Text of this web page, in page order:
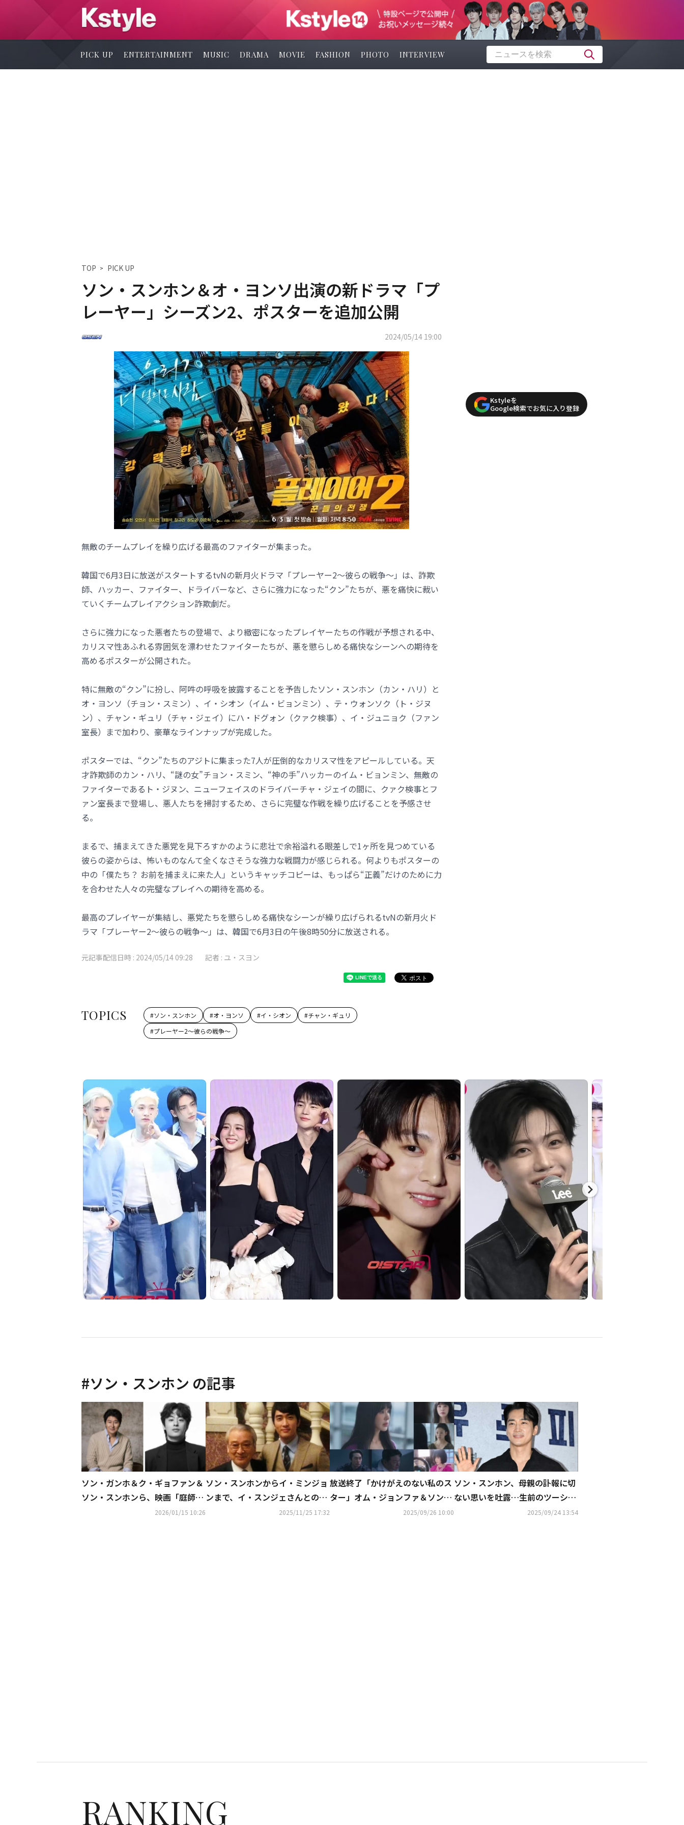
PICK UP ENTERTAINMENT MUSIC DRAMA MOVIE FASHION PHOTO INTERVIEW
TOP PICK UP
ソン・スンホン＆オ・ヨンソ出演の新ドラマ「プ
レーヤー」シーズン2、ポスターを追加公開
2024/05/14 19:00
無敵のチームプレイを繰り広げる最高のファイターが集まった。
韓国で6月3日に放送がスタートするtvNの新月火ドラマ「プレーヤー2～彼らの戦争～」は、詐欺
師、ハッカー、ファイター、ドライバーなど、さらに強力になった“クン”たちが、悪を痛快に裁い
ていくチームプレイアクション詐欺劇だ。
さらに強力になった悪者たちの登場で、より緻密になったプレイヤーたちの作戦が予想される中、
カリスマ性あふれる雰囲気を漂わせたファイターたちが、悪を懲らしめる痛快なシーンへの期待を
高めるポスターが公開された。
特に無敵の“クン”に扮し、阿吽の呼吸を披露することを予告したソン・スンホン（カン・ハリ）と
オ・ヨンソ（チョン・スミン）、イ・シオン（イム・ビョンミン）、テ・ウォンソク（ト・ジヌ
ン）、チャン・ギュリ（チャ・ジェイ）にハ・ドグォン（クァク検事）、イ・ジュニョク（ファン
室長）まで加わり、豪華なラインナップが完成した。
ポスターでは、“クン”たちのアジトに集まった7人が圧倒的なカリスマ性をアピールしている。天
才詐欺師のカン・ハリ、“謎の女”チョン・スミン、“神の手”ハッカーのイム・ビョンミン、無敵の
ファイターであるト・ジヌン、ニューフェイスのドライバーチャ・ジェイの間に、クァク検事とフ
ァン室長まで登場し、悪人たちを掃討するため、さらに完璧な作戦を繰り広げることを予感させ
る。
まるで、捕まえてきた悪党を見下ろすかのように悲壮で余裕溢れる眼差しで1ヶ所を見つめている
彼らの姿からは、怖いものなんて全くなさそうな強力な戦闘力が感じられる。何よりもポスターの
中の「僕たち？ お前を捕まえに来た人」というキャッチコピーは、もっぱら“正義”だけのために力
を合わせた人々の完璧なプレイへの期待を高める。
最高のプレイヤーが集結し、悪党たちを懲らしめる痛快なシーンが繰り広げられるtvNの新月火ド
ラマ「プレーヤー2～彼らの戦争～」は、韓国で6月3日の午後8時50分に放送される。
元記事配信日時 : 2024/05/14 09:28 記者 : ユ・スヨン
TOPICS #ソン・スンホン #オ・ヨンソ #イ・シオン #チャン・ギュリ
#プレーヤー2～彼らの戦争～
Kstyleを
Google検索でお気に入り登録
#ソン・スンホン の記事
ソン・ガンホ＆ク・ギョファン＆
ソン・スンホンら、映画「庭師た
2026/01/15 10:26
ソン・スンホンからイ・ミンジョ
ンまで、イ・スンジェさんとの別
れに芸能界から追悼の声続く
2025/11/25 17:32
放送終了「かけがえのない私のス
ター」オム・ジョンファ＆ソン・
スンホンが迎えた結末は？【ネタ
2025/09/26 10:00
ソン・スンホン、母親の訃報に切
ない思いを吐露…生前のツーショ
2025/09/24 13:54
RANKING